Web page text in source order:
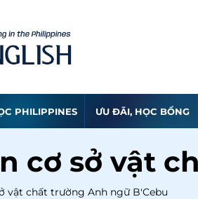
PHILIPPINES ƯU ĐÃI, HỌC BỔNG
cơ sở vật
vật chất trường Anh ngữ B'Cebu